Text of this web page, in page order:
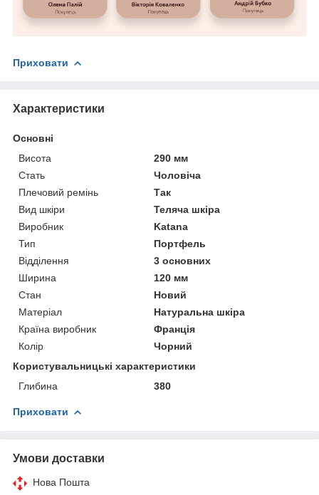
Приховати
Характеристики
Основні
Висота
290 мм
Стать
Чоловіча
Плечовий ремінь
Так
Вид шкіри
Теляча шкіра
Виробник
Katana
Тип
Портфель
Відділення
3 основних
Ширина
120 мм
Стан
Новий
Матеріал
Натуральна шкіра
Країна виробник
Франція
Колір
Чорний
Користувальницькі характеристики
Глибина
380
Приховати
Умови доставки
Нова Пошта